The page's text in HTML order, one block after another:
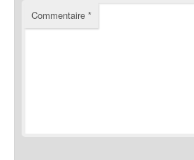
Commentaire *